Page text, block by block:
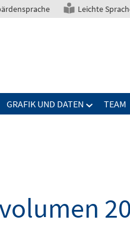
Leichte
GRAFIK UND DATEN TEAM